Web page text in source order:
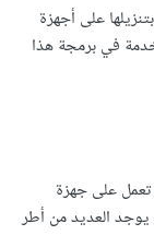
على أجهزة
في برمجة هذا
على جهزة
العديد من أطر